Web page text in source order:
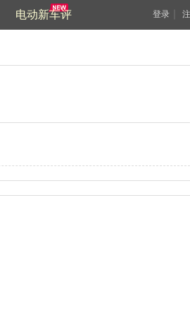
电动新车评 登录